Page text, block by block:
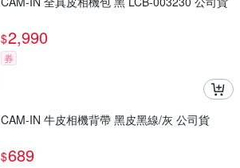
$2,990
券
CAM-IN 牛皮相機背帶 黑皮黑線/灰 公司貨
$689